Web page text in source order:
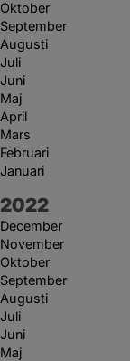
Oktober
September
Augusti
Juli
Juni
Maj
April
Mars
Februari
Januari
År:
2022
December
November
Oktober
September
Augusti
Juli
Juni
Maj